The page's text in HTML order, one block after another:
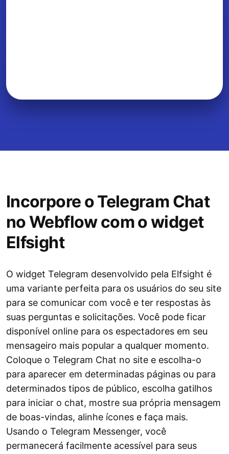
Incorpore o Telegram Chat
no Webflow com o widget
Elfsight
O widget Telegram desenvolvido pela Elfsight é
uma variante perfeita para os usuários do seu site
para se comunicar com você e ter respostas às
suas perguntas e solicitações. Você pode ficar
disponível online para os espectadores em seu
mensageiro mais popular a qualquer momento.
Coloque o Telegram Chat no site e escolha-o
para aparecer em determinadas páginas ou para
determinados tipos de público, escolha gatilhos
para iniciar o chat, mostre sua própria mensagem
de boas-vindas, alinhe ícones e faça mais.
Usando o Telegram Messenger, você
permanecerá facilmente acessível para seus